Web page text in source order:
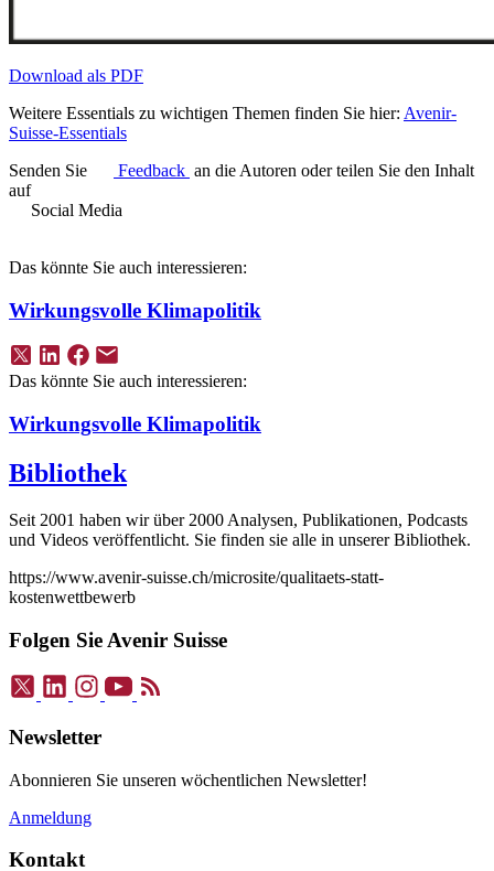
Download als PDF
Weitere Essentials zu wichtigen Themen finden Sie hier: Avenir-
Suisse-Essentials
Senden Sie
Feedback an die Autoren oder teilen Sie den Inhalt
auf
Social Media
Das könnte Sie auch interessieren:
Wirkungsvolle Klimapolitik
Das könnte Sie auch interessieren:
Wirkungsvolle Klimapolitik
Bibliothek
Seit 2001 haben wir über 2000 Analysen, Publikationen, Podcasts
und Videos veröffentlicht. Sie finden sie alle in unserer Bibliothek.
https://www.avenir-suisse.ch/microsite/qualitaets-statt-
kostenwettbewerb
Folgen Sie Avenir Suisse
Newsletter
Abonnieren Sie unseren wöchentlichen Newsletter!
Anmeldung
Kontakt